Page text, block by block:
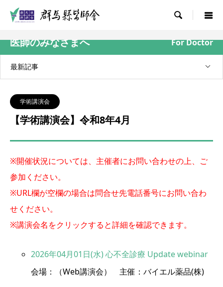

医師のみなさまへ For Doctor
最新記事
学術講演会
【学術講演会】令和8年4月
※開催状況については、主催者にお問い合わせの上、ご
参加ください。
※URL欄が空欄の場合は問合せ先電話番号にお問い合わ
せください。
※講演会名をクリックすると詳細を確認できます。
2026年04月01日(水) 心不全診療 Update webinar
会場：（Web講演会） 主催：バイエル薬品(株)